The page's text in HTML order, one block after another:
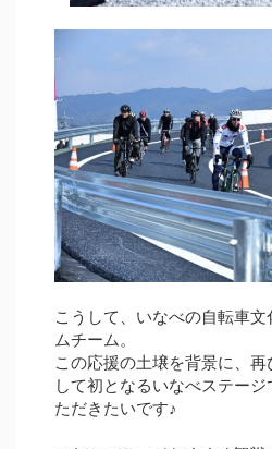
こうして、いなべの自転車
ムチーム。
この応援の土壌を背景に、再
して初となるいなべステー
ただきたいです♪